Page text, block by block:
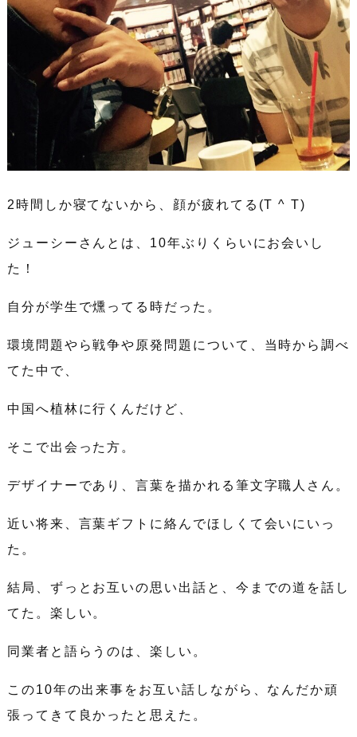
2時間しか寝てないから、顔が疲れてる(T ^ T)
ジューシーさんとは、10年ぶりくらいにお会いし
た！
自分が学生で燻ってる時だった。
環境問題やら戦争や原発問題について、当時から調べ
てた中で、
中国へ植林に行くんだけど、
そこで出会った方。
デザイナーであり、言葉を描かれる筆文字職人さん。
近い将来、言葉ギフトに絡んでほしくて会いにいっ
た。
結局、ずっとお互いの思い出話と、今までの道を話し
てた。楽しい。
同業者と語らうのは、楽しい。
この10年の出来事をお互い話しながら、なんだか頑
張ってきて良かったと思えた。